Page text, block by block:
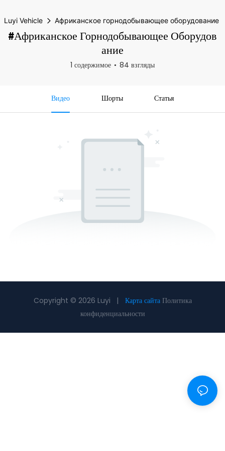
Luyi Vehicle Африканское горнодобывающее оборудование
#Африканское Горнодобывающее Оборудов
Ание
1 содержимое 84 взгляды
Видео Шорты Статья
Copyright © 2026 Luyi | Карта сайта Политика
конфиденциальности